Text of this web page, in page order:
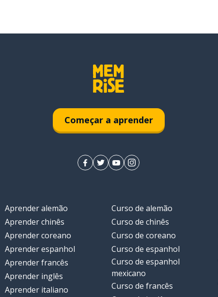
Começar a aprender
Aprender alemão
Aprender chinês
Aprender coreano
Aprender espanhol
Aprender francês
Aprender inglês
Aprender italiano
Curso de alemão
Curso de chinês
Curso de coreano
Curso de espanhol
Curso de espanhol
mexicano
Curso de francês